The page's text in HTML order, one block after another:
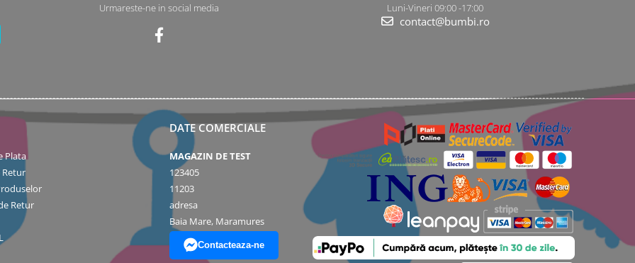
Urmareste-ne in social media Luni-Vineri 09:00 -17:00
contact@bumbi.ro
Plata
Retur
Retur
DATE COMERCIALE
MAGAZIN DE TEST
123405
11203
adresa
Baia Mare, Maramures
Contacteaza-ne